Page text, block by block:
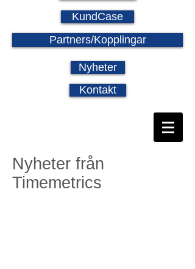
KundCase
Partners/Kopplingar
Nyheter
Kontakt
Nyheter från
Timemetrics